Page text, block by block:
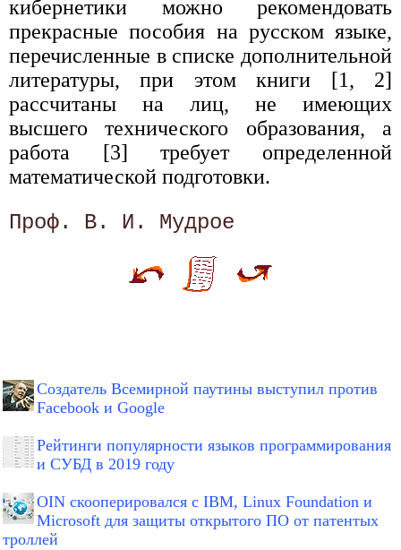
кибернетики можно рекомендовать
прекрасные пособия на русском языке,
перечисленные в списке дополнительной
литературы, при этом книги [1, 2]
рассчитаны на лиц, не имеющих
высшего технического образования, а
работа [3] требует определенной
математической подготовки.
Создатель Всемирной паутины выступил против
Facebook и Google
Рейтинги популярности языков программирования
и СУБД в 2019 году
OIN скооперировался с IBM, Linux Foundation и
Microsoft для защиты открытого ПО от патентых
троллей